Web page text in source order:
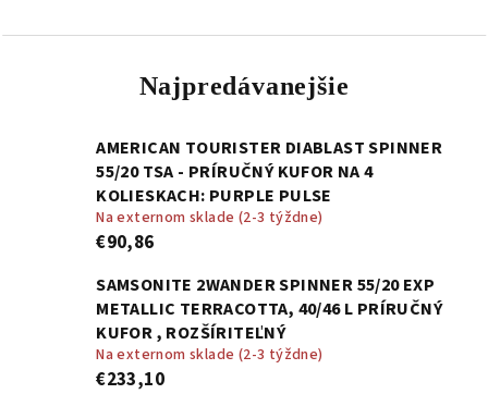
Najpredávanejšie
AMERICAN TOURISTER DIABLAST SPINNER
55/20 TSA - PRÍRUČNÝ KUFOR NA 4
KOLIESKACH: PURPLE PULSE
Na externom sklade (2-3 týždne)
€90,86
SAMSONITE 2WANDER SPINNER 55/20 EXP
METALLIC TERRACOTTA, 40/46 L PRÍRUČNÝ
KUFOR , ROZŠÍRITEĽNÝ
Na externom sklade (2-3 týždne)
€233,10